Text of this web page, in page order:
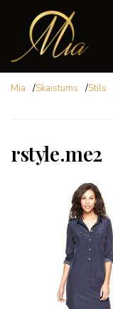
Mia /Skaistums /Stils
rstyle.me2